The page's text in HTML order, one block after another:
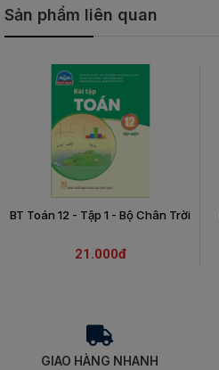
Sản phẩm liên quan
BT Toán 12 - Tập 1 - Bộ Chân Trời
21.000đ
GIAO HÀNG NHANH